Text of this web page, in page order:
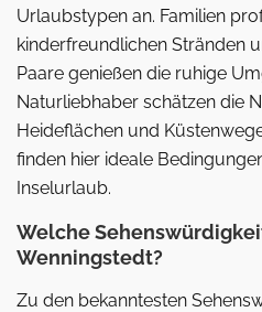
Urlaubstypen an. Familien
kinderfreundlichen Stränden
Paare genießen die ruhige
Naturliebhaber schätzen die
Heideflächen und
finden hier ideale
Inselurlaub.
Welche
Wenningstedt?
Zu den bekanntesten